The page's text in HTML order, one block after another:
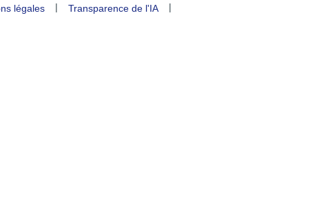
légales | Transparence de l'IA
|